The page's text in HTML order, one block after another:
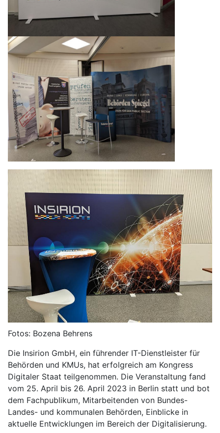
Fotos: Bozena Behrens
Die Insirion GmbH, ein führender IT-Dienstleister für
Behörden und KMUs, hat erfolgreich am Kongress
Digitaler Staat teilgenommen. Die Veranstaltung fand
vom 25. April bis 26. April 2023 in Berlin statt und bot
dem Fachpublikum, Mitarbeitenden von Bundes-
Landes- und kommunalen Behörden, Einblicke in
aktuelle Entwicklungen im Bereich der Digitalisierung.